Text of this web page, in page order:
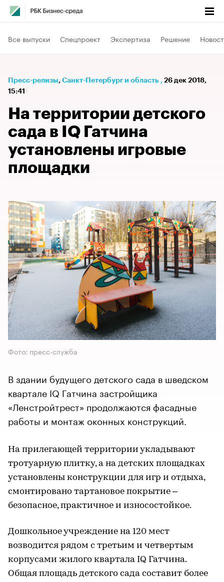
Все выпуски Спецпроект Экспертиза Решение
Пресс-релизы⁠, Санкт-Петербург и область , 26 дек 2018,
15:41
На территории детского
сада в IQ Гатчина
установлены игровые
площадки
Фото: пресс-служба
В здании будущего детского сада в шведском
квартале IQ Гатчина застройщика
«Ленстройтрест» продолжаются фасадные
работы и монтаж оконных конструкций.
На прилегающей территории укладывают
тротуарную плитку, а на детских площадках
установлены конструкции для игр и отдыха,
смонтировано тартановое покрытие –
безопасное, практичное и износостойкое.
Дошкольное учреждение на 120 мест
возводится рядом с третьим и четвертым
корпусами жилого квартала IQ Гатчина.
Общая площадь детского сада составит более